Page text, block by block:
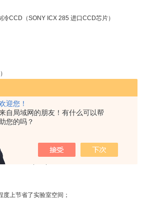
迎您！
自局域网的朋友！有什么可以帮
助您的吗？
CCD（SONY ICX 285 进口CCD芯片）
4×4
通透电动镜头
灯
（mm）
度上节省了实验室空间；